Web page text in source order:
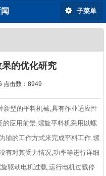
子菜单
的优化研究
击数： 8949
新型的平料机械,具有作业适应性
应用前景.螺旋平料机采用以螺
辅的工作方式来完成平料工作.螺
有对其受力情况,功率等进行详细
驱动电机过载,运行电机过载停